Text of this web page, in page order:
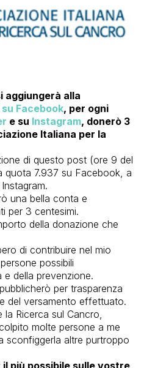
aggiungerà alla
Facebook, per ogni
e su Instagram, donerò 3
Italiana per la
di questo post (ore 9 del
quota 7.937 su Facebook, a
una bella conta e
per 3 centesimi.
della donazione che
di contribuire nel mio
possibili
e della prevenzione.
per trasparenza
del versamento effettuato.
Ricerca sul Cancro,
molte persone a me
sconfiggerla altre purtroppo